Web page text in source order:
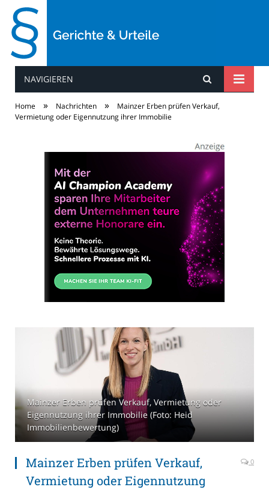
Gerichte & Urteile
NAVIGIEREN
Home » Nachrichten »
Mainzer Erben prüfen Verkauf,
Vermietung oder Eigennutzung ihrer Immobilie
Mainzer Erben prüfen Verkauf, Vermietung oder
Eigennutzung ihrer Immobilie (Foto: Heid
Immobilienbewertung)
Mainzer Erben prüfen Verkauf,
Vermietung oder Eigennutzung
0